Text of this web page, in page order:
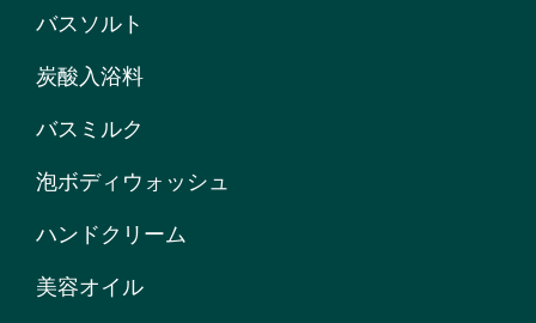
バスソルト
炭酸入浴料
バスミルク
泡ボディウォッシュ
ハンドクリーム
美容オイル